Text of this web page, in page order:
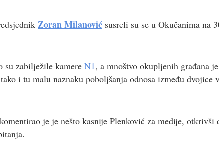
Zoran Milanović susreli su se u Okučanima na
su zabilježile kamere N1, a mnoštvo okupljenih građana
i tu malu naznaku poboljšanja odnosa između dvojice
je je nešto kasnije Plenković za medije, otkrivši